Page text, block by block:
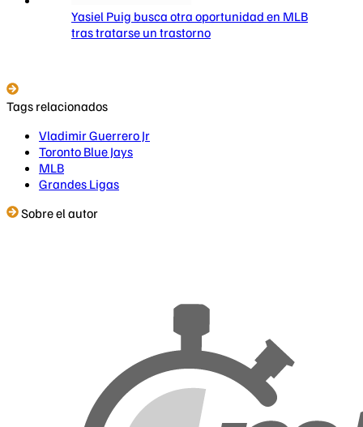
Yasiel Puig busca otra oportunidad en MLB
tras tratarse un trastorno
Tags relacionados
Vladimir Guerrero Jr
Toronto Blue Jays
MLB
Grandes Ligas
Sobre el autor